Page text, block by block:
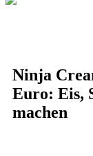
Ninja
Euro: Eis,
machen